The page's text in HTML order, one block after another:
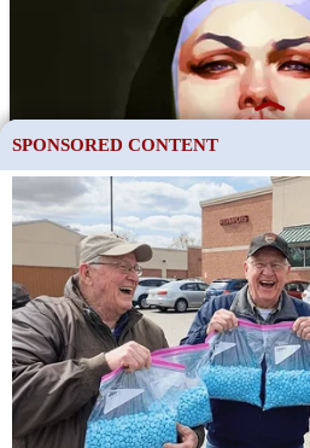
Auto naprázdno Hrubé
Otáčky motoru naprázdno jsou
Pokud je však v motoru příliš mnoho
SPONSORED CONTENT